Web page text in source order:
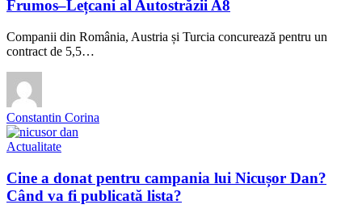
Frumos–Lețcani al Autostrăzii A8
Companii din România, Austria și Turcia concurează pentru un
contract de 5,5…
Constantin Corina
Actualitate
Cine a donat pentru campania lui Nicușor Dan?
Când va fi publicată lista?